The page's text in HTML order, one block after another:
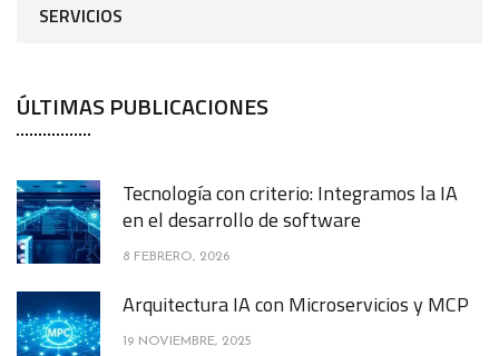
SERVICIOS
ÚLTIMAS PUBLICACIONES
Tecnología con criterio: Integramos la IA
en el desarrollo de software
8 FEBRERO, 2026
Arquitectura IA con Microservicios y MCP
19 NOVIEMBRE, 2025